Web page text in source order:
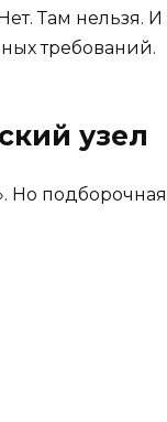
Там нельзя. И
требований.
узел